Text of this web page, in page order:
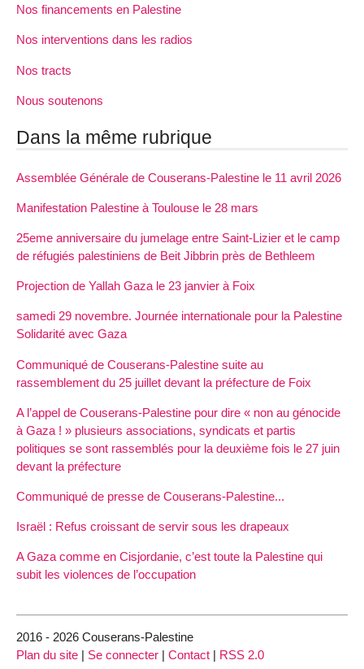
Nos financements en Palestine
Nos interventions dans les radios
Nos tracts
Nous soutenons
Dans la même rubrique
Assemblée Générale de Couserans-Palestine le 11 avril 2026
Manifestation Palestine à Toulouse le 28 mars
25eme anniversaire du jumelage entre Saint-Lizier et le camp
de réfugiés palestiniens de Beit Jibbrin près de Bethleem
Projection de Yallah Gaza le 23 janvier à Foix
samedi 29 novembre. Journée internationale pour la Palestine
Solidarité avec Gaza
Communiqué de Couserans-Palestine suite au
rassemblement du 25 juillet devant la préfecture de Foix
A l’appel de Couserans-Palestine pour dire « non au génocide
à Gaza ! » plusieurs associations, syndicats et partis
politiques se sont rassemblés pour la deuxième fois le 27 juin
devant la préfecture
Communiqué de presse de Couserans-Palestine...
Israël : Refus croissant de servir sous les drapeaux
A Gaza comme en Cisjordanie, c’est toute la Palestine qui
subit les violences de l’occupation
2016 - 2026 Couserans-Palestine
Plan du site | Se connecter | Contact | RSS 2.0